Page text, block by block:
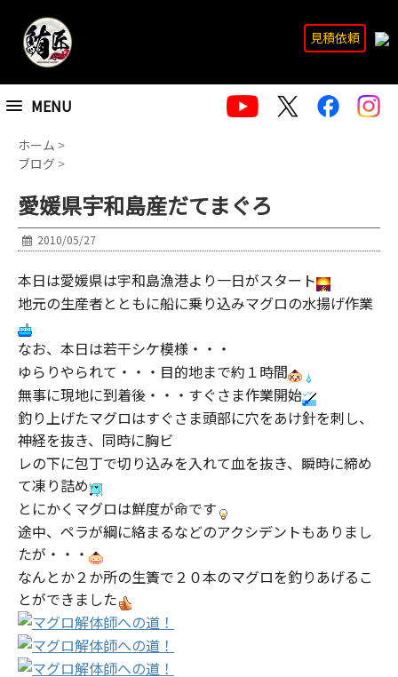
MENU
見積依頼
ホーム >
ブログ >
愛媛県宇和島産だてまぐろ
2010/05/27
本日は愛媛県は宇和島漁港より一日がスタート
地元の生産者とともに船に乗り込みマグロの水揚げ作業
なお、本日は若干シケ模様・・・
ゆらりやられて・・・目的地まで約１時間
無事に現地に到着後・・・すぐさま作業開始
釣り上げたマグロはすぐさま頭部に穴をあけ針を刺し、
神経を抜き、同時に胸ビ
レの下に包丁で切り込みを入れて血を抜き、瞬時に締め
て凍り詰め
とにかくマグロは鮮度が命です
途中、ペラが綱に絡まるなどのアクシデントもありまし
たが・・・
なんとか２か所の生簀で２０本のマグロを釣りあげるこ
とができました